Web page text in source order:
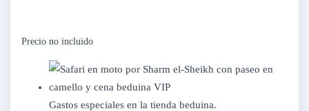
Precio no incluido
Gastos especiales en la tienda beduina.